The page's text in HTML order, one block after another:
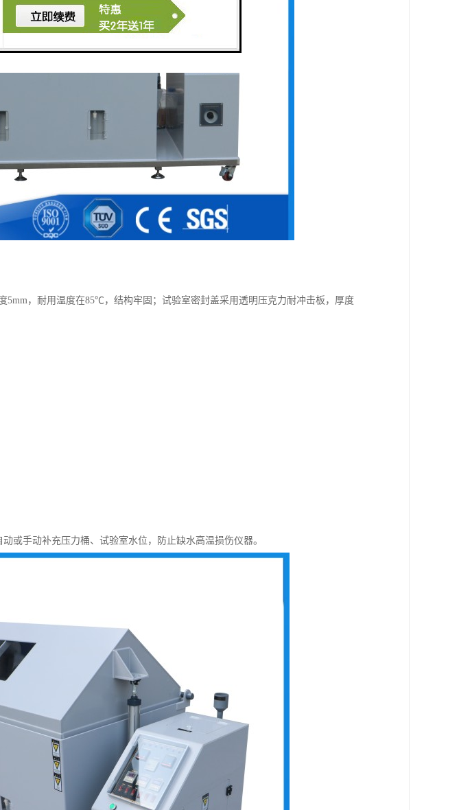
5mm，耐用温度在85℃，结构牢固；试验室密封盖采用透明压克力耐冲击板，厚度
或手动补充压力桶、试验室水位，防止缺水高温损伤仪器。